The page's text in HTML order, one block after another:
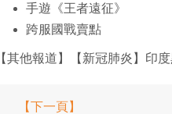
手遊《王者遠征》
跨服國戰賣點
【其他報道】【新冠肺炎】印
【下一頁】